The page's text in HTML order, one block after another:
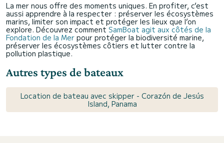
La mer nous offre des moments uniques. En profiter, c’est
aussi apprendre à la respecter : préserver les écosystèmes
marins, limiter son impact et protéger les lieux que l’on
explore. Découvrez comment SamBoat agit aux côtés de la
Fondation de la Mer pour protéger la biodiversité marine,
préserver les écosystèmes côtiers et lutter contre la
pollution plastique.
Autres types de bateaux
Location de bateau avec skipper - Corazón de Jesús
Island, Panama